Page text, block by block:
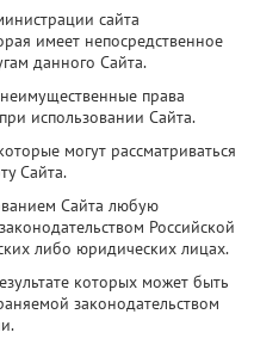
сайта
имеет непосредственное
данного Сайта.
права
использовании Сайта.
могут рассматриваться
Сайта.
Сайта любую
Российской
либо юридических лицах.
которых может быть
законодательством